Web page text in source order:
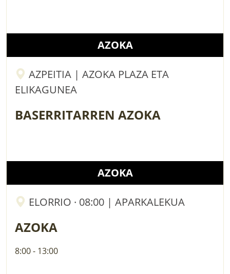
AZOKA
AZPEITIA | AZOKA PLAZA ETA
ELIKAGUNEA
BASERRITARREN AZOKA
AZOKA
ELORRIO · 08:00 | APARKALEKUA
AZOKA
8:00 - 13:00